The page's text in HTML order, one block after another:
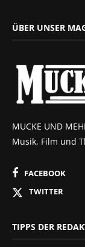
ÜBER UNSER
MUCKE UND
Musik, Film und
FACEBOOK
TWITTER
TIPPS DER